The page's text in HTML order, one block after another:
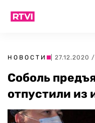
НОВОСТИ | 27.12.2020
Соболь
отпустили из